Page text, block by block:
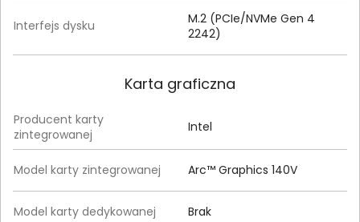
Interfejs dysku
M.2 (PCIe/NVMe Gen 4
2242)
Karta graficzna
Producent karty
zintegrowanej
Intel
Model karty zintegrowanej Arc™ Graphics 140V
Model karty dedykowanej Brak